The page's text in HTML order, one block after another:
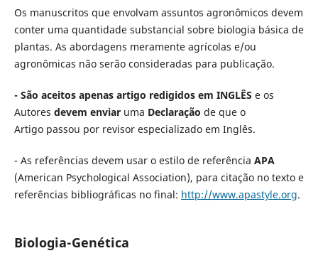
Os manuscritos que envolvam assuntos agronômicos devem
conter uma quantidade substancial sobre biologia básica de
plantas. As abordagens meramente agrícolas e/ou
agronômicas não serão consideradas para publicação.
- São aceitos apenas artigo redigidos em INGLÊS e os
Autores devem enviaruma Declaração de que o
Artigo passou por revisor especializado em Inglês.
- As referências devem usar o estilo de referência APA
(American Psychological Association), para citação no texto e
referências bibliográficas no final: http://www.apastyle.org.
Biologia-Genética